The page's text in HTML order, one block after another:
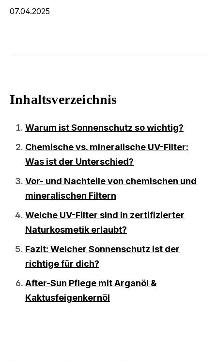
07.04.2025
Inhaltsverzeichnis
Warum ist Sonnenschutz so wichtig?
Chemische vs. mineralische UV-Filter:
Was ist der Unterschied?
Vor- und Nachteile von chemischen und
mineralischen Filtern
Welche UV-Filter sind in zertifizierter
Naturkosmetik erlaubt?
Fazit: Welcher Sonnenschutz ist der
richtige für dich?
After-Sun Pflege mit Arganöl &
Kaktusfeigenkernöl